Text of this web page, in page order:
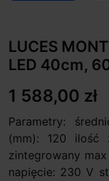
LUCES
LED 40cm,
1 588,00 zł
Parametry:
(mm): 120 ilość
zintegrowany
napięcie: 230 V